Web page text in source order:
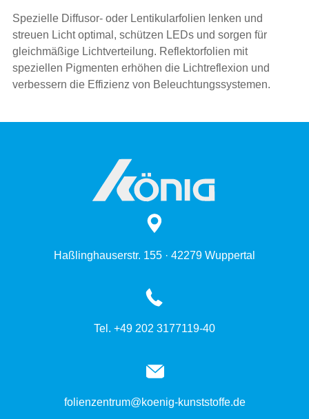
Spezielle Diffusor- oder Lentikularfolien lenken und
streuen Licht optimal, schützen LEDs und sorgen für
gleichmäßige Lichtverteilung. Reflektorfolien mit
speziellen Pigmenten erhöhen die Lichtreflexion und
verbessern die Effizienz von Beleuchtungssystemen.
Haßlinghauserstr. 155 · 42279 Wuppertal
Tel. +49 202 3177119-40
folienzentrum@koenig-kunststoffe.de